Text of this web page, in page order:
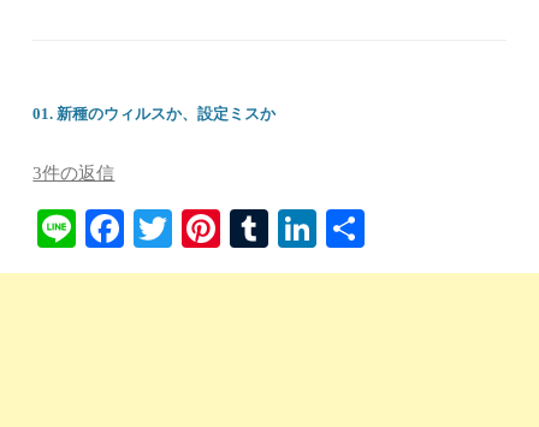
01. 新種のウィルスか、設定ミスか
3件の返信
Li
ne
Fa
ce
T
wi
Pi
nt
T
u
Li
nk 有